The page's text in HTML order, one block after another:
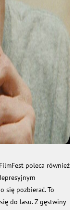
poleca również
się pozbierać. To
do lasu. Z gęstwiny